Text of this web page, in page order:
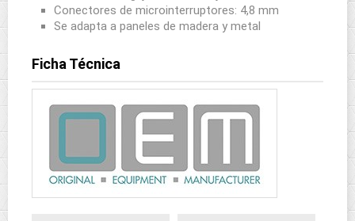
Conectores de microinterruptores: 4,8 mm
Se adapta a paneles de madera y metal
Ficha Técnica